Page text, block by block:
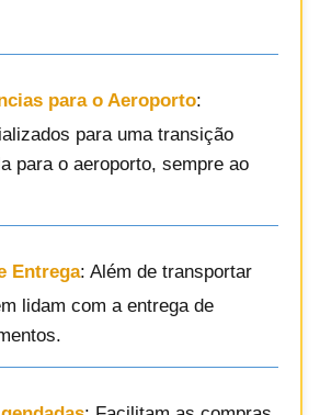
para o Aeroporto:
para uma transição
para o aeroporto, sempre ao
Entrega: Além de transportar
lidam com a entrega de